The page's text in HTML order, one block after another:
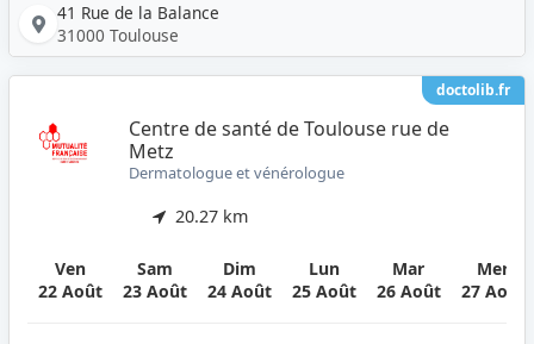
41 Rue de la Balance
31000 Toulouse
doctolib.fr
Centre de santé de Toulouse rue de
Metz
Dermatologue et vénérologue
20.27 km
Ven
22 Août
Sam
23 Août
Dim
24 Août
Lun
25 Août
Mar
26 Août
Mer
27 Août